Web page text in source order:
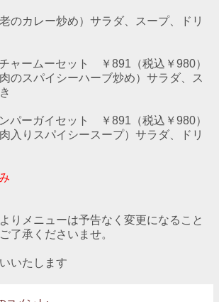
炒め）サラダ、スープ、ドリ
ャームーセット ￥891（税込￥980）
シーハーブ炒め）サラダ、ス
パーガイセット ￥891（税込￥980）
イシースープ）サラダ、ドリ
りメニューは予告なく変更になること
了承くださいませ。
いたします